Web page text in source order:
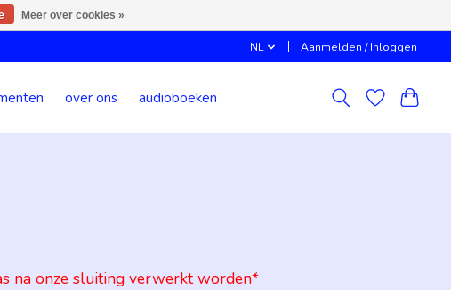
NL Aanmelden / Inloggen
over ons audioboeken
na onze sluiting verwerkt worden*
Meer over cookies »